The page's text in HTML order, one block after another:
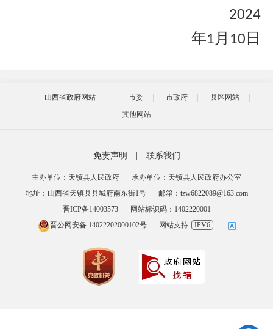
2024
年1 月 10 日
山西省政府网站 市委 市政府
县区网站
其他网站
免责声明 联系我们
主办单位：天镇县人民政府
承办单位：天镇县人民政府办公室
地址：山西省天镇县县城府南东街1号
邮箱：tzw6822089@163.com
晋ICP备14003573
网站标识码：1402220001
晋公网安备 14022202000102号
网站支持 IPV6